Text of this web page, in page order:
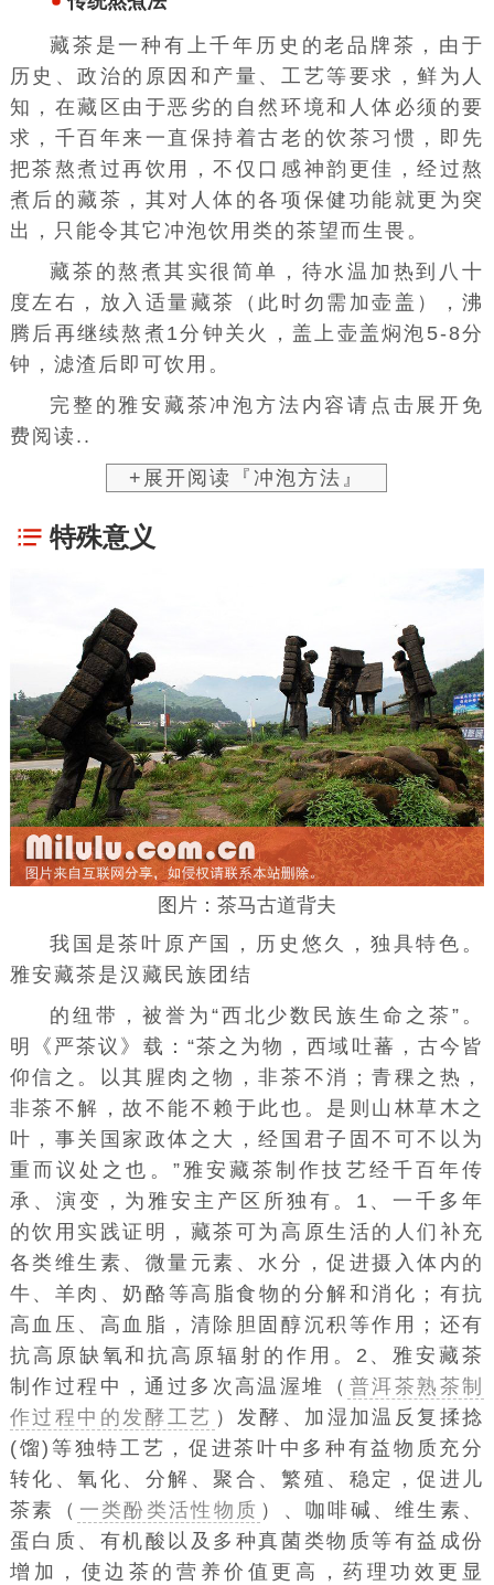
藏茶是一种有上千年历史的老品牌茶，由于
历史、政治的原因和产量、工艺等要求，鲜为人
知，在藏区由于恶劣的自然环境和人体必须的要
求，千百年来一直保持着古老的饮茶习惯，即先
把茶熬煮过再饮用，不仅口感神韵更佳，经过熬
煮后的藏茶，其对人体的各项保健功能就更为突
出，只能令其它冲泡饮用类的茶望而生畏。
藏茶的熬煮其实很简单，待水温加热到八十
度左右，放入适量藏茶（此时勿需加壶盖），沸
腾后再继续熬煮1分钟关火，盖上壶盖焖泡5-8分
钟，滤渣后即可饮用。
完整的雅安藏茶冲泡方法内容请点击展开免
费阅读..
+展开阅读『冲泡方法』
特殊意义
图片：茶马古道背夫
我国是茶叶原产国，历史悠久，独具特色。
雅安藏茶是汉藏民族团结
的纽带，被誉为“西北少数民族生命之茶”。
明《严茶议》载：“茶之为物，西域吐蕃，古今皆
仰信之。以其腥肉之物，非茶不消；青稞之热，
非茶不解，故不能不赖于此也。是则山林草木之
叶，事关国家政体之大，经国君子固不可不以为
重而议处之也。”雅安藏茶制作技艺经千百年传
承、演变，为雅安主产区所独有。1、一千多年
的饮用实践证明，藏茶可为高原生活的人们补充
各类维生素、微量元素、水分，促进摄入体内的
牛、羊肉、奶酪 等高脂食物的分解和消化；有抗
高血压、高血脂，清除胆固醇沉积等作用；还有
抗高原缺氧和抗高原辐射的作用。2、雅安藏茶
制作过程中，通过多次高温渥堆（ 普洱茶熟茶制
作过程中的发酵工艺 ）发酵、加湿加温反复揉捻
(馏)等独特工艺，促进茶叶中多种有益物质充分
转化、氧化、分解、聚合、繁殖、稳定，促进儿
茶素（ 一类酚类活性物质 ）、 咖啡碱 、维生素、
蛋白质、有机酸以及多种真菌类物质等有益成份
增加，使边茶的营养价值更高，药理功效更显